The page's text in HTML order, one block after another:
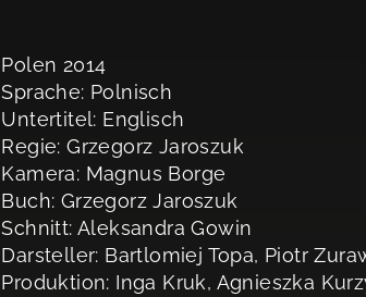
Polen 2014
Sprache: Polnisch
Untertitel: Englisch
Regie: Grzegorz Jaroszuk
Kamera: Magnus Borge
Buch: Grzegorz Jaroszuk
Schnitt: Aleksandra Gowin
Darsteller: Bartlomiej Topa, Piotr
Produktion: Inga Kruk, Agnieszka